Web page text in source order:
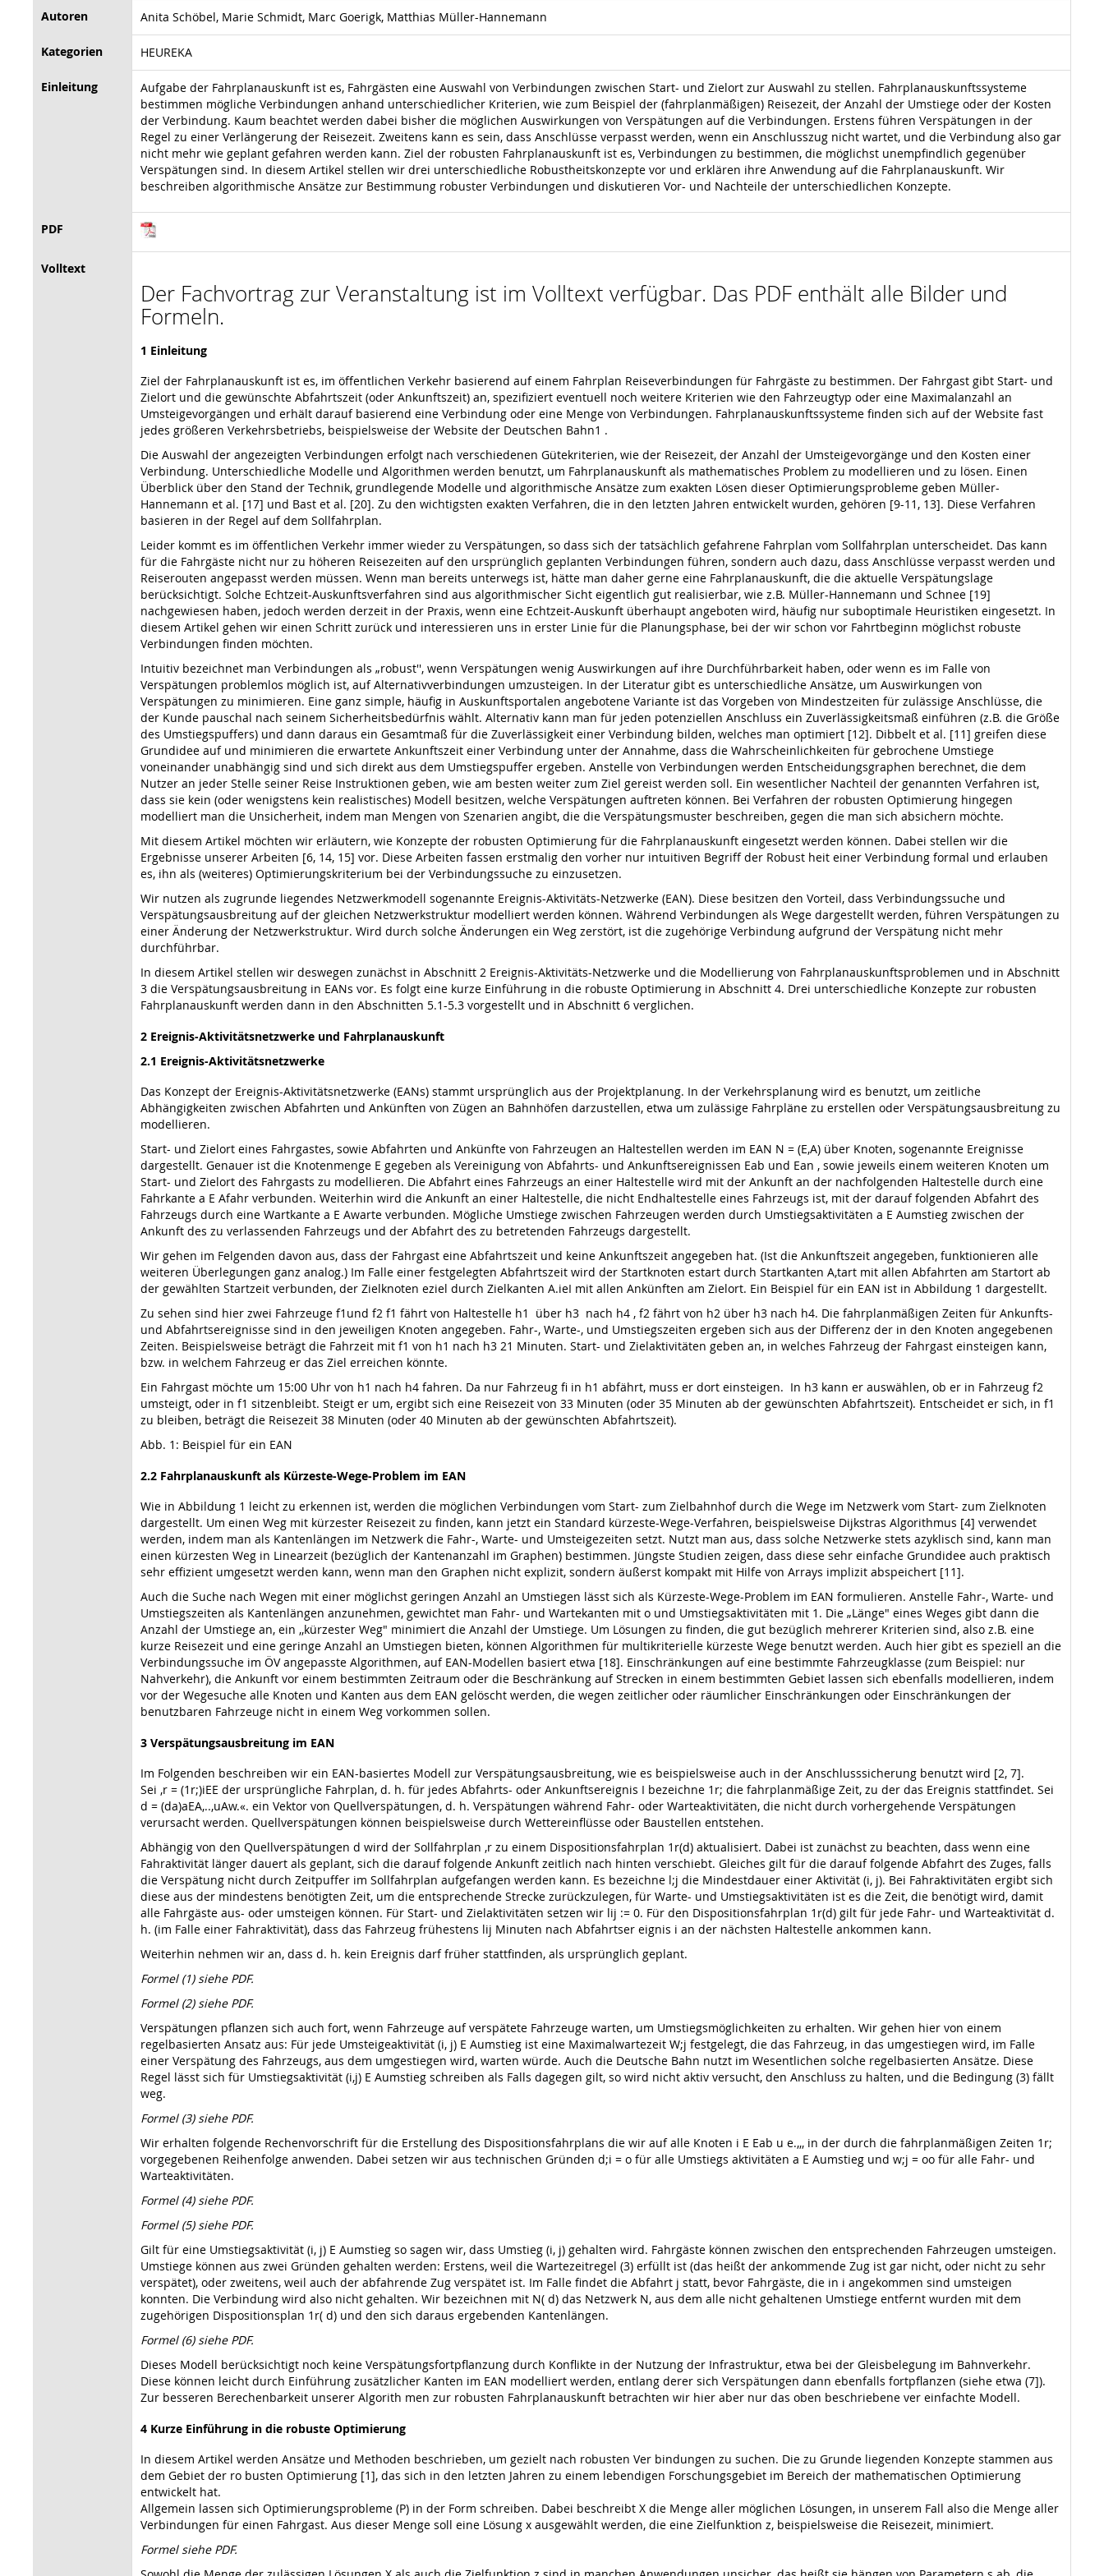
Autoren Anita Schöbel, Marie Schmidt, Marc Goerigk, Matthias Müller-Hannemann
Kategorien HEUREKA
Einleitung
Aufgabe der Fahrplanauskunft ist es, Fahrgästen eine Auswahl von Verbindungen zwischen Start- und Zielort zur Auswahl zu stellen. Fahrplanauskunftssysteme
bestimmen mögliche Verbindungen anhand unterschiedlicher Kriterien, wie zum Beispiel der (fahrplanmäßigen) Reisezeit, der Anzahl der Umstiege oder der Kosten
der Verbindung. Kaum beachtet werden dabei bisher die möglichen Auswirkungen von Verspätungen auf die Verbindungen. Erstens führen Verspätungen in der
Regel zu einer Verlängerung der Reisezeit. Zweitens kann es sein, dass Anschlüsse verpasst werden, wenn ein Anschlusszug nicht wartet, und die Verbindung also gar
nicht mehr wie geplant gefahren werden kann. Ziel der robusten Fahrplanauskunft ist es, Verbindungen zu bestimmen, die möglichst unempfindlich gegenüber
Verspätungen sind. In diesem Artikel stellen wir drei unterschiedliche Robustheitskonzepte vor und erklären ihre Anwendung auf die Fahrplanauskunft. Wir
beschreiben algorithmische Ansätze zur Bestimmung robuster Verbindungen und diskutieren Vor- und Nachteile der unterschiedlichen Konzepte.
PDF
Volltext
Der Fachvortrag zur Veranstaltung ist im Volltext verfügbar. Das PDF enthält alle Bilder und
Formeln.
1 Einleitung
Ziel der Fahrplanauskunft ist es, im öffentlichen Verkehr basierend auf einem Fahrplan Reiseverbindungen für Fahrgäste zu bestimmen. Der Fahrgast gibt Start- und
Zielort und die gewünschte Abfahrtszeit (oder Ankunftszeit) an, spezifiziert eventuell noch weitere Kriterien wie den Fahrzeugtyp oder eine Maximalanzahl an
Umsteigevorgängen und erhält darauf basierend eine Verbindung oder eine Menge von Verbindungen. Fahrplanauskunftssysteme finden sich auf der Website fast
jedes größeren Verkehrsbetriebs, beispielsweise der Website der Deutschen Bahn1 .
Die Auswahl der angezeigten Verbindungen erfolgt nach verschiedenen Gütekriterien, wie der Reisezeit, der Anzahl der Umsteigevorgänge und den Kosten einer
Verbindung. Unterschiedliche Modelle und Algorithmen werden benutzt, um Fahrplanauskunft als mathematisches Problem zu modellieren und zu lösen. Einen
Überblick über den Stand der Technik, grundlegende Modelle und algorithmische Ansätze zum exakten Lösen dieser Optimierungsprobleme geben Müller-
Hannemann et al. [17] und Bast et al. [20]. Zu den wichtigsten exakten Verfahren, die in den letzten Jahren entwickelt wurden, gehören [9-11, 13]. Diese Verfahren
basieren in der Regel auf dem Sollfahrplan.
Leider kommt es im öffentlichen Verkehr immer wieder zu Verspätungen, so dass sich der tatsächlich gefahrene Fahrplan vom Sollfahrplan unterscheidet. Das kann
für die Fahrgäste nicht nur zu höheren Reisezeiten auf den ursprünglich geplanten Verbindungen führen, sondern auch dazu, dass Anschlüsse verpasst werden und
Reiserouten angepasst werden müssen. Wenn man bereits unterwegs ist, hätte man daher gerne eine Fahrplanauskunft, die die aktuelle Verspätungslage
berücksichtigt. Solche Echtzeit-Auskunftsverfahren sind aus algorithmischer Sicht eigentlich gut realisierbar, wie z.B. Müller-Hannemann und Schnee [19]
nachgewiesen haben, jedoch werden derzeit in der Praxis, wenn eine Echtzeit-Auskunft überhaupt angeboten wird, häufig nur suboptimale Heuristiken eingesetzt. In
diesem Artikel gehen wir einen Schritt zurück und interessieren uns in erster Linie für die Planungsphase, bei der wir schon vor Fahrtbeginn möglichst robuste
Verbindungen finden möchten.
Intuitiv bezeichnet man Verbindungen als „robust'', wenn Verspätungen wenig Auswirkungen auf ihre Durchführbarkeit haben, oder wenn es im Falle von
Verspätungen problemlos möglich ist, auf Alternativverbindungen umzusteigen. In der Literatur gibt es unterschiedliche Ansätze, um Auswirkungen von
Verspätungen zu minimieren. Eine ganz simple, häufig in Auskunftsportalen angebotene Variante ist das Vorgeben von Mindestzeiten für zulässige Anschlüsse, die
der Kunde pauschal nach seinem Sicherheitsbedürfnis wählt. Alternativ kann man für jeden potenziellen Anschluss ein Zuverlässigkeitsmaß einführen (z.B. die Größe
des Umstiegspuffers) und dann daraus ein Gesamtmaß für die Zuverlässigkeit einer Verbindung bilden, welches man optimiert [12]. Dibbelt et al. [11] greifen diese
Grundidee auf und minimieren die erwartete Ankunftszeit einer Verbindung unter der Annahme, dass die Wahrscheinlichkeiten für gebrochene Umstiege
voneinander unabhängig sind und sich direkt aus dem Umstiegspuffer ergeben. Anstelle von Verbindungen werden Entscheidungsgraphen berechnet, die dem
Nutzer an jeder Stelle seiner Reise Instruktionen geben, wie am besten weiter zum Ziel gereist werden soll. Ein wesentlicher Nachteil der genannten Verfahren ist,
dass sie kein (oder wenigstens kein realistisches) Modell besitzen, welche Verspätungen auftreten können. Bei Verfahren der robusten Optimierung hingegen
modelliert man die Unsicherheit, indem man Mengen von Szenarien angibt, die die Verspätungsmuster beschreiben, gegen die man sich absichern möchte.
Mit diesem Artikel möchten wir erläutern, wie Konzepte der robusten Optimierung für die Fahrplanauskunft eingesetzt werden können. Dabei stellen wir die
Ergebnisse unserer Arbeiten [6, 14, 15] vor. Diese Arbeiten fassen erstmalig den vorher nur intuitiven Begriff der Robust­ heit einer Verbindung formal und erlauben
es, ihn als (weiteres) Optimierungskriterium bei der Verbindungssuche zu einzusetzen.
Wir nutzen als zugrunde liegendes Netzwerkmodell sogenannte Ereignis-Aktivitäts-Netzwerke (EAN). Diese besitzen den Vorteil, dass Verbindungssuche und
Verspätungsausbreitung auf der gleichen Netzwerkstruktur modelliert werden können. Während Verbindungen als Wege dargestellt werden, führen Verspätungen zu
einer Änderung der Netzwerkstruktur. Wird durch solche Änderungen ein Weg zerstört, ist die zugehörige Verbindung aufgrund der Verspätung nicht mehr
durchführbar.
In diesem Artikel stellen wir deswegen zunächst in Abschnitt 2 Ereignis-Aktivitäts-Netzwerke und die Modellierung von Fahrplanauskunftsproblemen und in Abschnitt
3 die Verspätungsausbreitung in EANs vor. Es folgt eine kurze Einführung in die robuste Optimierung in Abschnitt 4. Drei unterschiedliche Konzepte zur robusten
Fahrplanauskunft werden dann in den Abschnitten 5.1-5.3 vorgestellt und in Abschnitt 6 verglichen.
2 Ereignis-Aktivitätsnetzwerke und Fahrplanauskunft
2.1 Ereignis-Aktivitätsnetzwerke
Das Konzept der Ereignis-Aktivitätsnetzwerke (EANs) stammt ursprünglich aus der Projektplanung. In der Verkehrsplanung wird es benutzt, um zeitliche
Abhängigkeiten zwischen Abfahrten und Ankünften von Zügen an Bahnhöfen darzustellen, etwa um zulässige Fahrpläne zu erstellen oder Verspätungsausbreitung zu
modellieren.
Start- und Zielort eines Fahrgastes, sowie Abfahrten und Ankünfte von Fahrzeugen an Haltestellen werden im EAN N = (E,A) über Knoten, sogenannte Ereignisse
dargestellt. Genauer ist die Knotenmenge E gegeben als Vereinigung von Abfahrts- und Ankunftsereignissen Eab und Ean , sowie jeweils einem weiteren Knoten um
Start- und Zielort des Fahrgasts zu modellieren. Die Abfahrt eines Fahrzeugs an einer Haltestelle wird mit der Ankunft an der nachfolgenden Haltestelle durch eine
Fahrkante a E Afahr verbunden. Weiterhin wird die Ankunft an einer Haltestelle, die nicht Endhaltestelle eines Fahrzeugs ist, mit der darauf folgenden Abfahrt des
Fahrzeugs durch eine Wartkante a E Awarte verbunden. Mögliche Umstiege zwischen Fahrzeugen werden durch Umstiegsaktivitäten a E Aumstieg zwischen der
Ankunft des zu verlassenden Fahrzeugs und der Abfahrt des zu betretenden Fahrzeugs dargestellt.
Wir gehen im Felgenden davon aus, dass der Fahrgast eine Abfahrtszeit und keine Ankunftszeit angegeben hat. (Ist die Ankunftszeit angegeben, funktionieren alle
weiteren Überlegungen ganz analog.) Im Falle einer festgelegten Abfahrtszeit wird der Startknoten estart durch Startkanten A,tart mit allen Abfahrten am Startort ab
der gewählten Startzeit verbunden, der Zielknoten eziel durch Zielkanten A.ieI mit allen Ankünften am Zielort. Ein Beispiel für ein EAN ist in Abbildung 1 dargestellt.
Zu sehen sind hier zwei Fahrzeuge f1und f2 f1 fährt von Haltestelle h1 über h3 nach h4 , f2 fährt von h2 über h3 nach h4. Die fahrplanmäßigen Zeiten für Ankunfts-
und Abfahrtsereignisse sind in den jeweiligen Knoten angegeben. Fahr-, Warte-, und Umstiegszeiten ergeben sich aus der Differenz der in den Knoten angegebenen
Zeiten. Beispielsweise beträgt die Fahrzeit mit f1 von h1 nach h3 21 Minuten. Start- und Zielaktivitäten geben an, in welches Fahrzeug der Fahrgast einsteigen kann,
bzw. in welchem Fahrzeug er das Ziel erreichen könnte.
Ein Fahrgast möchte um 15:00 Uhr von h1 nach h4 fahren. Da nur Fahrzeug fi in h1 abfährt, muss er dort einsteigen. In h3 kann er auswählen, ob er in Fahrzeug f2
umsteigt, oder in f1 sitzenbleibt. Steigt er um, ergibt sich eine Reisezeit von 33 Minuten (oder 35 Minuten ab der gewünschten Abfahrtszeit). Entscheidet er sich, in f1
zu bleiben, beträgt die Reisezeit 38 Minuten (oder 40 Minuten ab der gewünschten Abfahrtszeit).
Abb. 1: Beispiel für ein EAN
2.2 Fahrplanauskunft als Kürzeste-Wege-Problem im EAN
Wie in Abbildung 1 leicht zu erkennen ist, werden die möglichen Verbindungen vom Start- zum Zielbahnhof durch die Wege im Netzwerk vom Start- zum Zielknoten
dargestellt. Um einen Weg mit kürzester Reisezeit zu finden, kann jetzt ein Standard kürzeste-Wege-Verfahren, beispielsweise Dijkstras Algorithmus [4] verwendet
werden, indem man als Kantenlängen im Netzwerk die Fahr-, Warte- und Umsteigezeiten setzt. Nutzt man aus, dass solche Netzwerke stets azyklisch sind, kann man
einen kürzesten Weg in Linearzeit (bezüglich der Kantenanzahl im Graphen) bestimmen. Jüngste Studien zeigen, dass diese sehr einfache Grundidee auch praktisch
sehr effizient umgesetzt werden kann, wenn man den Graphen nicht explizit, sondern äußerst kompakt mit Hilfe von Arrays implizit abspeichert [11].
Auch die Suche nach Wegen mit einer möglichst geringen Anzahl an Umstiegen lässt sich als Kürzeste-Wege-Problem im EAN formulieren. Anstelle Fahr-, Warte- und
Umstiegszeiten als Kantenlängen anzunehmen, gewichtet man Fahr- und Wartekanten mit o und Umstiegsaktivitäten mit 1. Die „Länge" eines Weges gibt dann die
Anzahl der Umstiege an, ein ,,kürzester Weg" minimiert die Anzahl der Umstiege. Um Lösungen zu finden, die gut bezüglich mehrerer Kriterien sind, also z.B. eine
kurze Reisezeit und eine geringe Anzahl an Umstiegen bieten, können Algorithmen für multikriterielle kürzeste Wege benutzt werden. Auch hier gibt es speziell an die
Verbindungssuche im ÖV angepasste Algorithmen, auf EAN-Modellen basiert etwa [18]. Einschränkungen auf eine bestimmte Fahrzeugklasse (zum Beispiel: nur
Nahverkehr), die Ankunft vor einem bestimmten Zeitraum oder die Beschränkung auf Strecken in einem bestimmten Gebiet lassen sich ebenfalls modellieren, indem
vor der Wegesuche alle Knoten und Kanten aus dem EAN gelöscht werden, die wegen zeitlicher oder räumlicher Einschränkungen oder Einschränkungen der
benutzbaren Fahrzeuge nicht in einem Weg vorkommen sollen.
3 Verspätungsausbreitung im EAN
Im Folgenden beschreiben wir ein EAN-basiertes Modell zur Verspätungsausbreitung, wie es beispielsweise auch in der Anschlusssicherung benutzt wird [2, 7].
Sei ,r = (1r;)iEE der ursprüngliche Fahrplan, d. h. für jedes Abfahrts- oder Ankunftsereignis I bezeichne 1r; die fahrplanmäßige Zeit, zu der das Ereignis stattfindet. Sei
d = (da)aEA,..,uAw.«. ein Vektor von Quellverspätungen, d. h. Verspätungen während Fahr- oder Warteaktivitäten, die nicht durch vorhergehende Verspätungen
verursacht werden. Quellverspätungen können beispielsweise durch Wettereinflüsse oder Baustellen entstehen.
Abhängig von den Quellverspätungen d wird der Sollfahrplan ,r zu einem Dispositionsfahrplan 1r(d) aktualisiert. Dabei ist zunächst zu beachten, dass wenn eine
Fahraktivität länger dauert als geplant, sich die darauf folgende Ankunft zeitlich nach hinten verschiebt. Gleiches gilt für die darauf folgende Abfahrt des Zuges, falls
die Verspätung nicht durch Zeitpuffer im Sollfahrplan aufgefangen werden kann. Es bezeichne l;j die Mindestdauer einer Aktivität (i, j). Bei Fahraktivitäten ergibt sich
diese aus der mindestens benötigten Zeit, um die entsprechende Strecke zurückzulegen, für Warte- und Umstiegsaktivitäten ist es die Zeit, die benötigt wird, damit
alle Fahrgäste aus- oder umsteigen können. Für Start- und Zielaktivitäten setzen wir lij := 0. Für den Dispositionsfahrplan 1r(d) gilt für jede Fahr- und Warteaktivität d.
h. (im Falle einer Fahraktivität), dass das Fahrzeug frühestens lij Minuten nach Abfahrtser­ eignis i an der nächsten Haltestelle ankommen kann.
Weiterhin nehmen wir an, dass d. h. kein Ereignis darf früher stattfinden, als ursprünglich geplant.
Formel (1) siehe PDF.
Formel (2) siehe PDF.
Verspätungen pflanzen sich auch fort, wenn Fahrzeuge auf verspätete Fahrzeuge warten, um Umstiegsmöglichkeiten zu erhalten. Wir gehen hier von einem
regelbasierten Ansatz aus: Für jede Umsteigeaktivität (i, j) E Aumstieg ist eine Maximalwartezeit W;j festgelegt, die das Fahrzeug, in das umgestiegen wird, im Falle
einer Verspätung des Fahrzeugs, aus dem umgestiegen wird, warten würde. Auch die Deutsche Bahn nutzt im Wesentlichen solche regelbasierten Ansätze. Diese
Regel lässt sich für Umstiegsaktivität (i,j) E Aumstieg schreiben als Falls dagegen gilt, so wird nicht aktiv versucht, den Anschluss zu halten, und die Bedingung (3) fällt
weg.
Formel (3) siehe PDF.
Wir erhalten folgende Rechenvorschrift für die Erstellung des Dispositionsfahrplans die wir auf alle Knoten i E Eab u e.,,, in der durch die fahrplanmäßigen Zeiten 1r;
vorgegebenen Reihenfolge anwenden. Dabei setzen wir aus technischen Gründen d;i = o für alle Umstiegs­ aktivitäten a E Aumstieg und w;j = oo für alle Fahr- und
Warteaktivitäten.
Formel (4) siehe PDF.
Formel (5) siehe PDF.
Gilt für eine Umstiegsaktivität (i, j) E Aumstieg so sagen wir, dass Umstieg (i, j) gehalten wird. Fahrgäste können zwischen den entsprechenden Fahrzeugen umsteigen.
Umstiege können aus zwei Gründen gehalten werden: Erstens, weil die Wartezeitregel (3) erfüllt ist (das heißt der ankommende Zug ist gar nicht, oder nicht zu sehr
verspätet), oder zweitens, weil auch der abfahrende Zug verspätet ist. Im Falle findet die Abfahrt j statt, bevor Fahrgäste, die in i angekommen sind umsteigen
konnten. Die Verbindung wird also nicht gehalten. Wir bezeichnen mit N( d) das Netzwerk N, aus dem alle nicht gehaltenen Umstiege entfernt wurden mit dem
zugehörigen Dispositionsplan 1r( d) und den sich daraus ergebenden Kantenlängen.
Formel (6) siehe PDF.
Dieses Modell berücksichtigt noch keine Verspätungsfortpflanzung durch Konflikte in der Nutzung der Infrastruktur, etwa bei der Gleisbelegung im Bahnverkehr.
Diese können leicht durch Einführung zusätzlicher Kanten im EAN modelliert werden, entlang derer sich Verspätungen dann ebenfalls fortpflanzen (siehe etwa (7]).
Zur besseren Berechenbarkeit unserer Algorith­ men zur robusten Fahrplanauskunft betrachten wir hier aber nur das oben beschriebene ver­ einfachte Modell.
4 Kurze Einführung in die robuste Optimierung
In diesem Artikel werden Ansätze und Methoden beschrieben, um gezielt nach robusten Ver­ bindungen zu suchen. Die zu Grunde liegenden Konzepte stammen aus
dem Gebiet der ro­ busten Optimierung [1], das sich in den letzten Jahren zu einem lebendigen Forschungsgebiet im Bereich der mathematischen Optimierung
entwickelt hat.
Allgemein lassen sich Optimierungsprobleme (P) in der Form schreiben. Dabei beschreibt X die Menge aller möglichen Lösungen, in unserem Fall also die Menge aller
Verbindungen für einen Fahrgast. Aus dieser Menge soll eine Lösung x ausgewählt werden, die eine Zielfunktion z, beispielsweise die Reisezeit, minimiert.
Formel siehe PDF.